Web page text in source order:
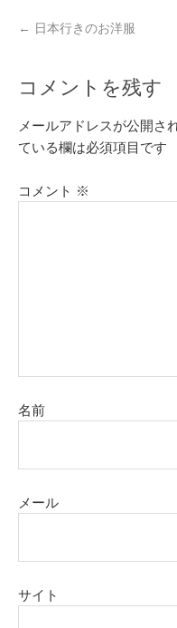
← 日本行きのお洋服
コメントを残す
メールアドレスが公開さ
ている欄は必須項目です
コメント ※
名前
メール
サイト